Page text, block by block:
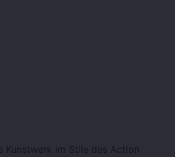
Kunstwerk im Stile des Action